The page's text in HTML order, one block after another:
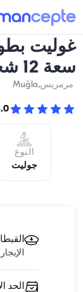
سعة 12 شخص - في مرمريس
مرمريس,Muğla
النوع
جوليت
الحد